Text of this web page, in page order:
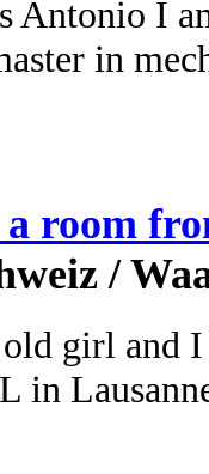
Antonio I
in
room
/
girl and
in